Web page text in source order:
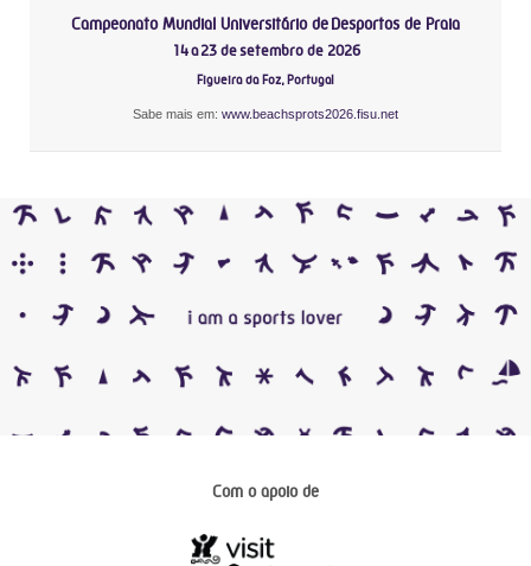
Campeonato Mundial Universitário de Desportos de Praia
14 a 23 de setembro de 2026
Figueira da Foz, Portugal
Sabe mais em: www.beachsprots2026.fisu.net
Com o apoio de